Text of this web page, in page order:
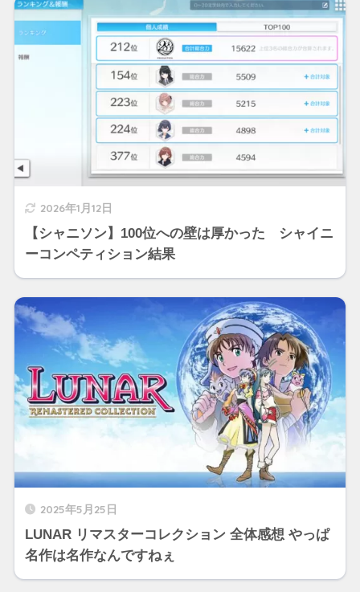
2026年1月12日
【シャニソン】100位への壁は厚かった シャイニ
ーコンペティション結果
2025年5月25日
LUNAR リマスターコレクション 全体感想 やっぱ
名作は名作なんですねぇ